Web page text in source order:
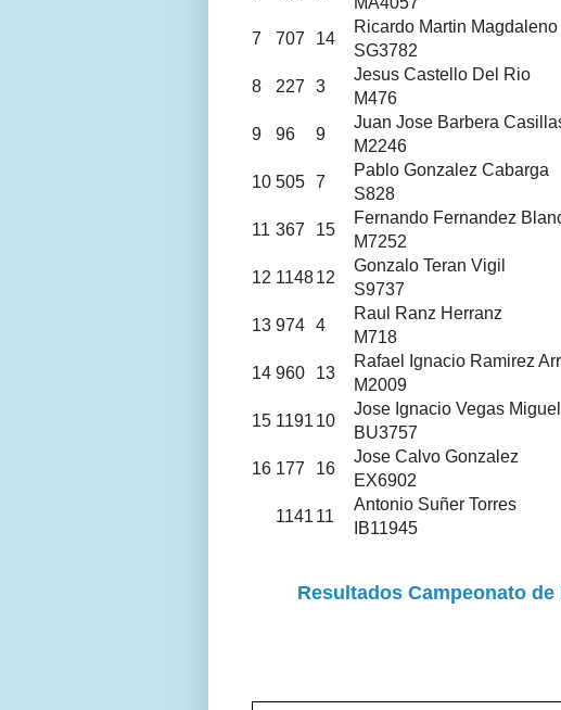
7
707 14
Ricardo Martin Magdaleno
SG3782
8
227 3
Jesus Castello Del Rio
M476
9
96 9
Juan Jose Barbera
M2246
10 505 7
Pablo Gonzalez Cabarga
S828
11 367 15
Fernando Fernandez
M7252
12 114812
Gonzalo Teran Vigil
S9737
13 974 4
Raul Ranz Herranz
M718
14 960 13
Rafael Ignacio Ramirez
M2009
15 1191 10
Jose Ignacio Vegas Miguel
BU3757
16 177 16
Jose Calvo Gonzalez
EX6902
1141 11
Antonio Suñer Torres
IB11945
Resultados Campeonato